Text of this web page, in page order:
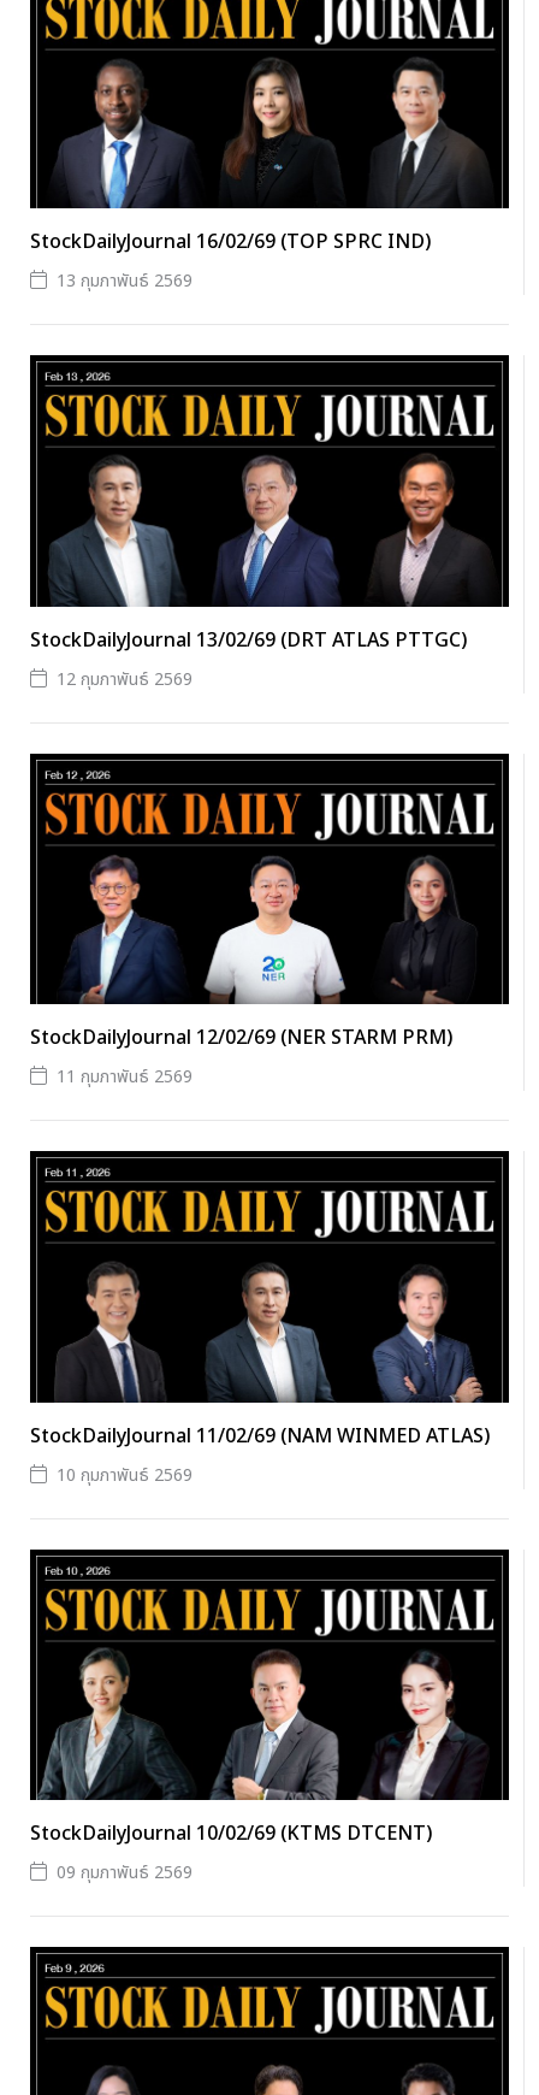
StockDailyJournal 16/02/69 (TOP SPRC IND)
13 กุมภาพันธ์ 2569
StockDailyJournal 13/02/69 (DRT ATLAS PTTGC)
12 กุมภาพันธ์ 2569
StockDailyJournal 12/02/69 (NER STARM PRM)
11 กุมภาพันธ์ 2569
StockDailyJournal 11/02/69 (NAM WINMED ATLAS)
10 กุมภาพันธ์ 2569
StockDailyJournal 10/02/69 (KTMS DTCENT)
09 กุมภาพันธ์ 2569